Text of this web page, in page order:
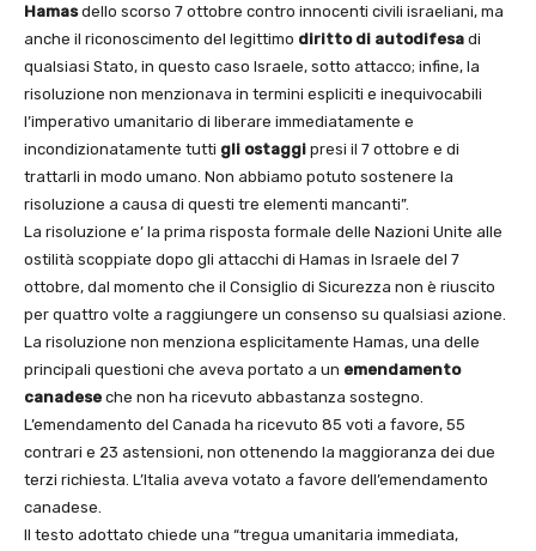
Hamasdello scorso 7 ottobre contro innocenti civili israeliani, ma
anche il riconoscimento del legittimo diritto di autodifesa di
qualsiasi Stato, in questo caso Israele, sotto attacco; infine, la
risoluzione non menzionava in termini espliciti e inequivocabili
l’imperativo umanitario di liberare immediatamente e
incondizionatamente tutti gli ostaggi presi il 7 ottobre e di
trattarli in modo umano. Non abbiamo potuto sostenere la
risoluzione a causa di questi tre elementi mancanti”.
La risoluzione e’ la prima risposta formale delle Nazioni Unite alle
ostilità scoppiate dopo gli attacchi di Hamas in Israele del 7
ottobre, dal momento che il Consiglio di Sicurezza non è riuscito
per quattro volte a raggiungere un consenso su qualsiasi azione.
La risoluzione non menziona esplicitamente Hamas, una delle
principali questioni che aveva portato a un emendamento
canadese che non ha ricevuto abbastanza sostegno.
L’emendamento del Canada ha ricevuto 85 voti a favore, 55
contrari e 23 astensioni, non ottenendo la maggioranza dei due
terzi richiesta. L’Italia aveva votato a favore dell’emendamento
canadese.
Il testo adottato chiede una “tregua umanitaria immediata,